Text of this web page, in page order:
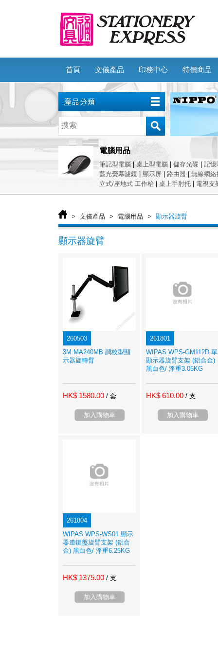
首頁 文儀產品 印務中心 特價商品
電腦用品
筆記型電腦 桌上型電腦 儲存光碟
記憶
藍光熒幕濾鏡
顯示屏 路由器
無線網絡
立式/座地式 工作枱
桌上手肘托 電視支
> 文儀產品 > 電腦用品 > 顯示器旋臂
顯示器旋臂
260503
3M MA240MB 調校型顯
示器旋轉臂
HK$ 1580.00 / 套
加入購物車
261801
WIPAS WPS-GM112D 單
顯示器旋臂支架 (鋁合金)
黑白色/ 淨重3.05KG
HK$ 610.00 / 支
加入購物車
261804
WIPAS WPS-WS01 顯示
器連鍵盤旋臂支架 (鋁合
金) 黑白色/ 淨重6.25KG
HK$ 1375.00 / 支
加入購物車